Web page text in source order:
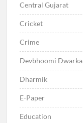
Central Gujarat
Cricket
Crime
Devbhoomi Dwarka
Dharmik
E-Paper
Education